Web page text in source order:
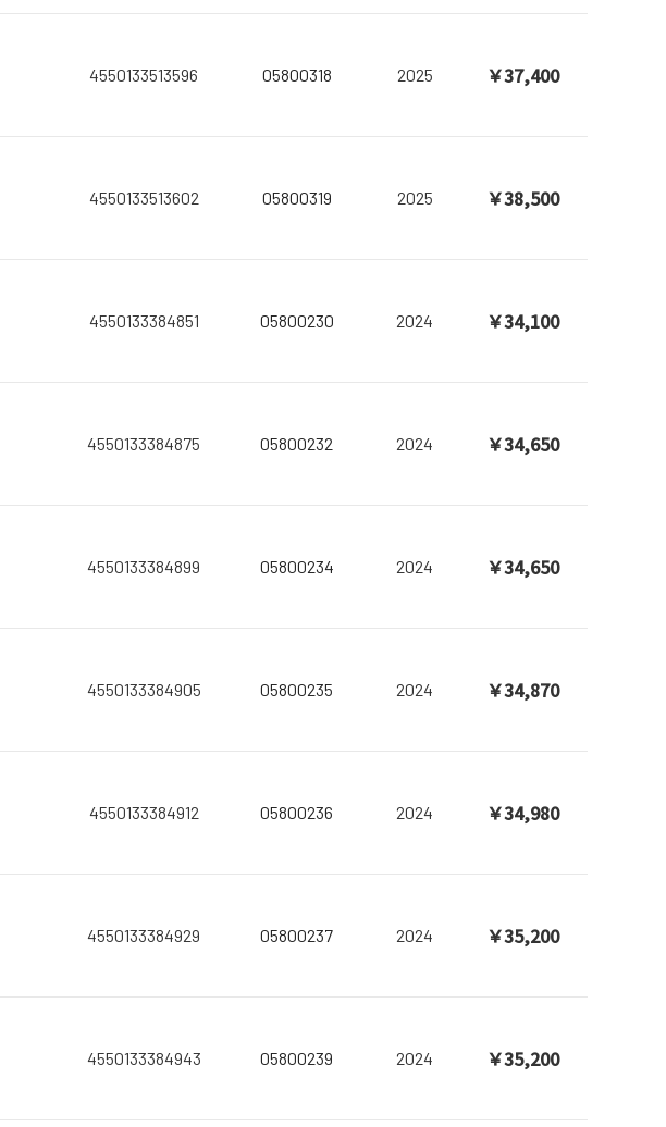
4550133513596 05800318 2025 ￥37,400
4550133513602 05800319 2025 ￥38,500
4550133384851 05800230 2024 ￥34,100
4550133384875 05800232 2024 ￥34,650
4550133384899 05800234 2024 ￥34,650
4550133384905 05800235 2024 ￥34,870
4550133384912 05800236 2024 ￥34,980
4550133384929 05800237 2024 ￥35,200
4550133384943 05800239 2024 ￥35,200